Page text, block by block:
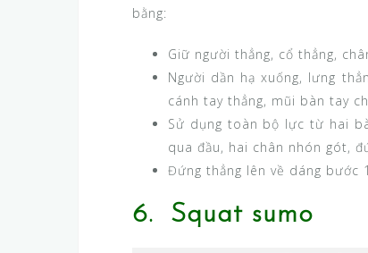
bằng:
Giữ người thẳng, cổ thẳng,
Người dần hạ xuống, lưng
cánh tay thẳng, mũi bàn tay
Sử dụng toàn bộ lực từ hai
qua đầu, hai chân nhón gót,
Đứng thẳng lên về dáng bước
6. Squat sumo